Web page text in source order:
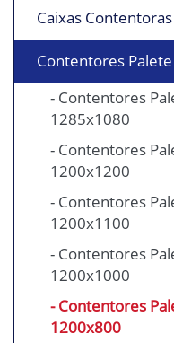
Caixas Contentoras
Contentores Palete
- Contentores
1285x1080
- Contentores
1200x1200
- Contentores
1200x1100
- Contentores
1200x1000
- Contentores
1200x800